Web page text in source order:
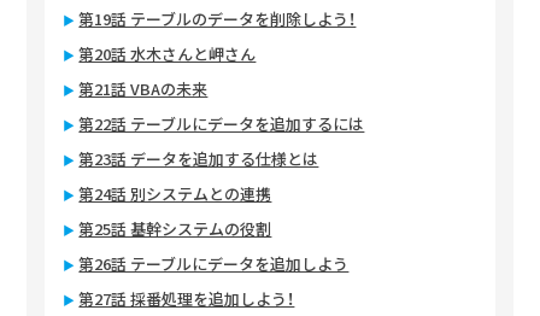
第19話 テーブルのデータを削除しよう！
第20話 水木さんと岬さん
第21話 VBAの未来
第22話 テーブルにデータを追加するには
第23話 データを追加する仕様とは
第24話 別システムとの連携
第25話 基幹システムの役割
第26話 テーブルにデータを追加しよう
第27話 採番処理を追加しよう！